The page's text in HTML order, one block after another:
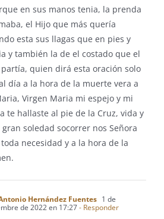
en sus manos tenia, la prenda
el Hijo que más quería
esta sus llagas que en pies y
y también la de el costado que el
partía, quien dirá esta oración solo
día a la hora de la muerte vera a
Virgen Maria mi espejo y mi
te hallaste al pie de la Cruz, vida y
soledad socorrer nos Señora
necesidad y a la hora de la
Hernández Fuentes 1 de
de 2022 en 17:27- Responder